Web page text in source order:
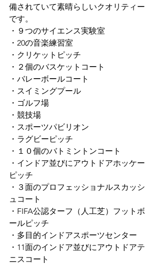
備されていて素晴らしいクオリティー
です。
・９つのサイエンス実験室
・20の音楽練習室
・クリケットピッチ
・２個のバスケットコート
・バレーボールコート
・スイミングプール
・ゴルフ場
・競技場
・スポーツパビリオン
・ラグビーピッチ
・１０個のバトミントンコート
・インドア並びにアウトドアホッケー
ピッチ
・３面のプロフェッショナルスカッシ
ュコート
・FIFA公認ターフ（人工芝）フットボ
ールピッチ
・多目的インドアスポーツセンター
・11面のインドア並びにアウトドアテ
ニスコート